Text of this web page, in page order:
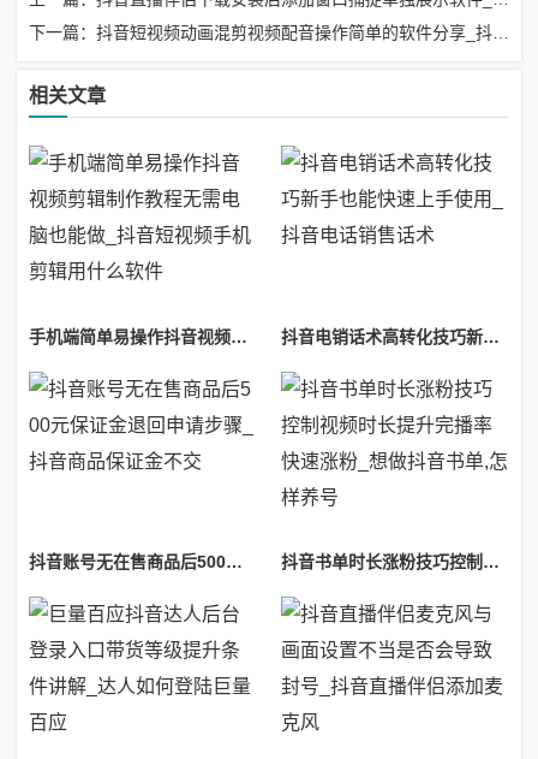
相关文章
手机端简单易操作抖音视频剪辑制作教程无需电脑也能做_抖音短视频手机剪辑用什么软件 抖音电销话术高转化技巧新手也能快速上手使用_抖音电话销售话术
抖音账号无在售商品后500元保证金退回申请步骤_抖音商品保证金不交 抖音书单时长涨粉技巧控制视频时长提升完播率快速涨粉_想做抖音书单,怎样养号